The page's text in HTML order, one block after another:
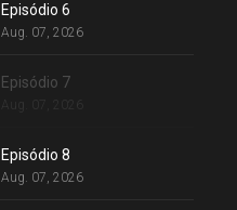
Episódio 6
Aug. 07, 2026
Episódio 7
Episódio 8
Aug. 07, 2026